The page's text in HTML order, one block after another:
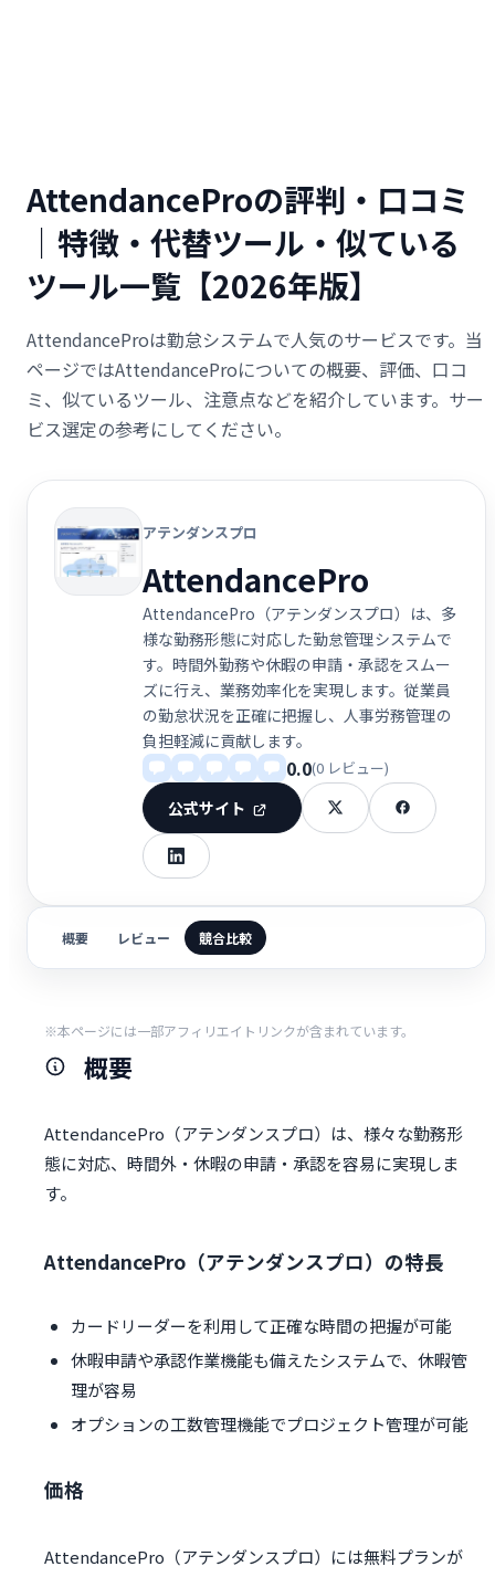
AttendanceProの評判・口コミ
｜特徴・代替ツール・似ている
ツール一覧【2026年版】
AttendanceProは勤怠システムで人気のサービスです。当
ページではAttendanceProについての概要、評価、口コ
ミ、似ているツール、注意点などを紹介しています。サー
ビス選定の参考にしてください。
アテンダンスプロ
AttendancePro
AttendancePro（アテンダンスプロ）は、多
様な勤務形態に対応した勤怠管理システムで
す。時間外勤務や休暇の申請・承認をスムー
ズに行え、業務効率化を実現します。従業員
の勤怠状況を正確に把握し、人事労務管理の
負担軽減に貢献します。
0.0(0 レビュー)
公式サイト
概要 レビュー 競合比較
※本ページには一部アフィリエイトリンクが含まれています。
概要
AttendancePro（アテンダンスプロ）は、様々な勤務形
態に対応、時間外・休暇の申請・承認を容易に実現しま
す。
AttendancePro（アテンダンスプロ）の特長
カードリーダーを利用して正確な時間の把握が可能
休暇申請や承認作業機能も備えたシステムで、休暇管
理が容易
オプションの工数管理機能でプロジェクト管理が可能
価格
AttendancePro（アテンダンスプロ）には無料プランが